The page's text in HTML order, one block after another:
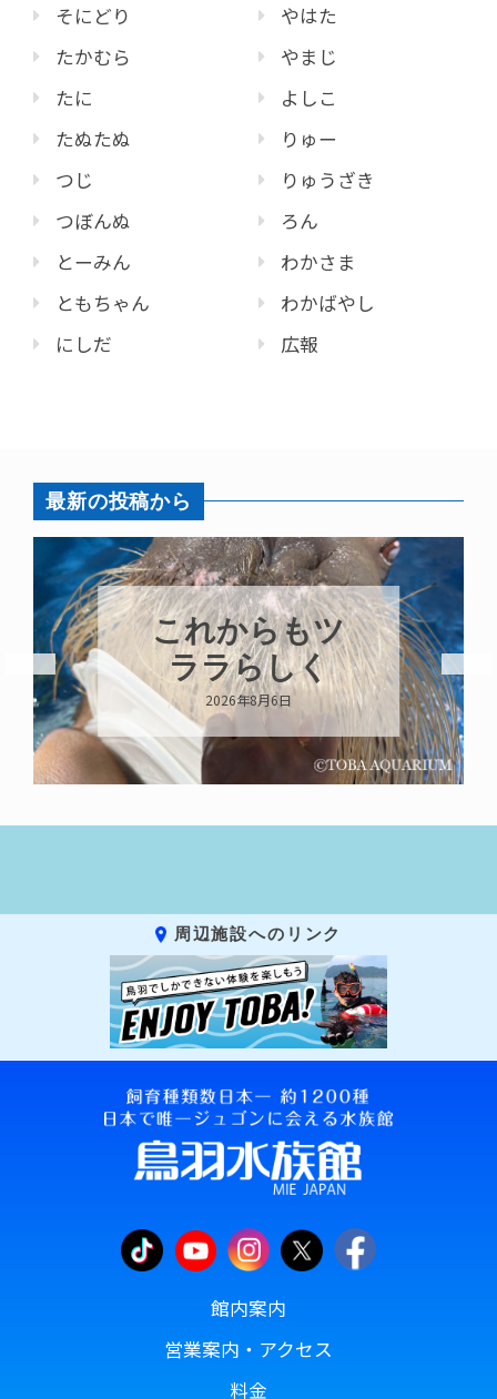
そにどり
たかむら
たに
たぬたぬ
つじ
つぼんぬ
とーみん
ともちゃん
にしだ
やはた
やまじ
よしこ
りゅー
りゅうざき
ろん
わかさま
わかばやし
広報
最新の投稿から
これからもツ
ララらしく
2026年8月6日
周辺施設へのリンク
館内案内
営業案内・アクセス
料金